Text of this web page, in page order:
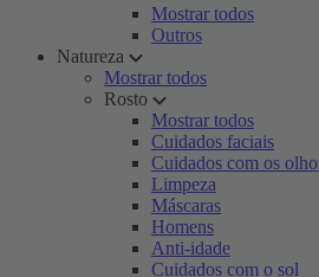
Mostrar todos
Outros
Natureza
Mostrar todos
Rosto
Mostrar todos
Cuidados faciais
Cuidados com os
Limpeza
Máscaras
Homens
Anti-idade
Cuidados com o sol